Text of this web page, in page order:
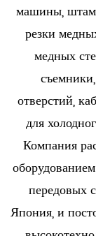
машины,
резки
медных
отверстий,
для
Компания
передовых
Япония, и